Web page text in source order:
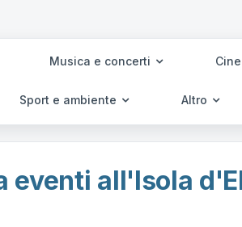
Musica e concerti
Sport e ambiente Altro
eventi all'Isola